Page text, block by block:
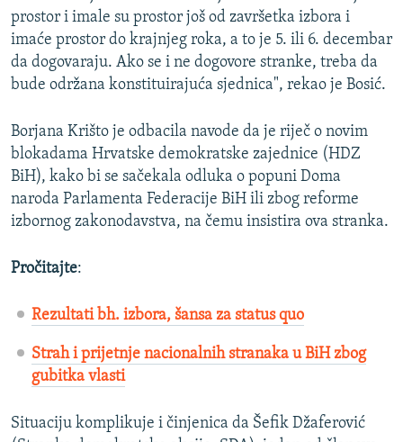
prostor i imale su prostor još od završetka izbora i
imaće prostor do krajnjeg roka, a to je 5. ili 6. decembar
da dogovaraju. Ako se i ne dogovore stranke, treba da
bude održana konstituirajuća sjednica", rekao je Bosić.
Borjana Krišto je odbacila navode da je riječ o novim
blokadama Hrvatske demokratske zajednice (HDZ
BiH), kako bi se sačekala odluka o popuni Doma
naroda Parlamenta Federacije BiH ili zbog reforme
izbornog zakonodavstva, na čemu insistira ova stranka.
Pročitajte:
Rezultati bh. izbora, šansa za status quo
Strah i prijetnje nacionalnih stranaka u BiH zbog
gubitka vlasti
Situaciju komplikuje i činjenica da Šefik Džaferović